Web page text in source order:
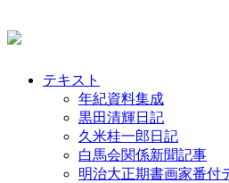
テキスト
年紀資料集成
黒田清輝日記
久米桂一郎日記
白馬会関係新聞記事
明治大正期書画家番付